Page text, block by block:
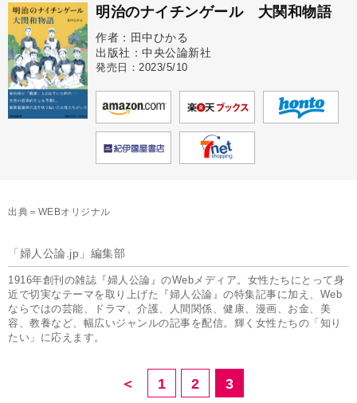
明治のナイチンゲール 大関和物語
作者：田中ひかる
出版社：中央公論新社
発売日：2023/5/10
出典＝WEBオリジナル
「婦人公論.jp」編集部
1916年創刊の雑誌『婦人公論』のWebメディア。女性たちにとって身
近で切実なテーマを取り上げた『婦人公論』の特集記事に加え、Web
ならではの芸能、ドラマ、介護、人間関係、健康、漫画、お金、美
容、教養など、幅広いジャンルの記事を配信。輝く女性たちの「知り
たい」に応えます。
＜ 1 2 3